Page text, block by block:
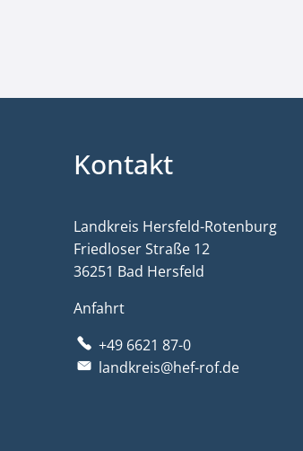
Kontakt
Landkreis Hersfeld-Rotenburg
Friedloser Straße 12
36251 Bad Hersfeld
Anfahrt
+49 6621 87-0
landkreis@hef-rof.de